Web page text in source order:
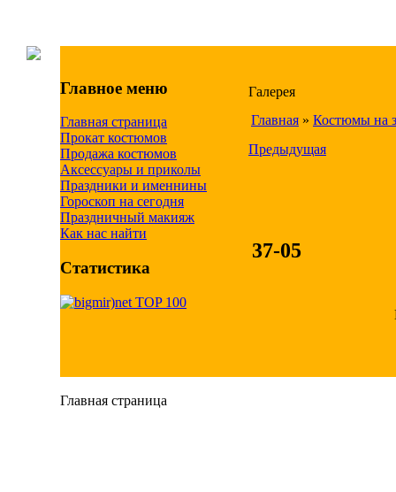
Главное меню
Главная страница
Прокат костюмов
Продажа костюмов
Аксессуары и приколы
Праздники и именнины
Гороскоп на сегодня
Праздничный макияж
Как нас найти
Статистика
Галерея
Главная » Костюмы на
Предыдущая
37-05
Главная страница